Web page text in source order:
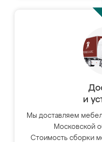
и
Мы доставляем
Московской
Стоимость сборки